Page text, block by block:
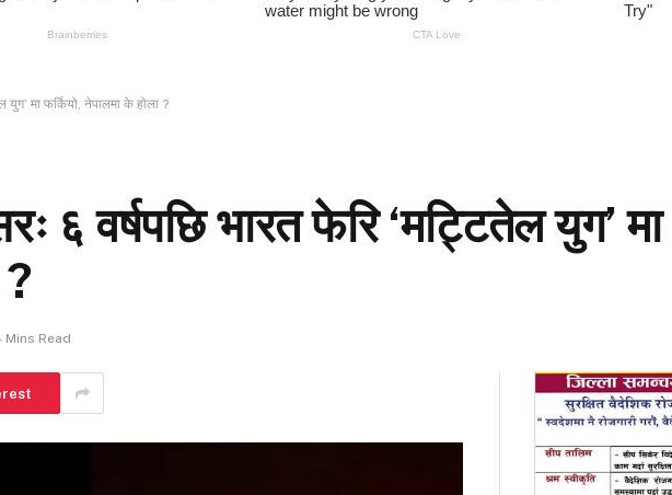
युग’ मा फर्कियो, नेपालमा के होला ?
६ वर्षपछि भारत फेरि ‘मट्टितेल युग’ मा
Mins Read